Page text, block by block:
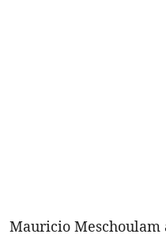
Mauricio